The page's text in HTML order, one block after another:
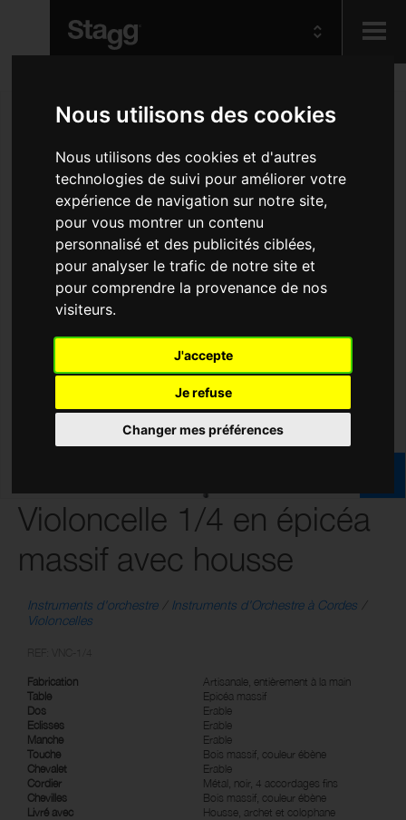
Nous utilisons des cookies
Nous utilisons des cookies et d'autres
technologies de suivi pour améliorer votre
expérience de navigation sur notre site,
pour vous montrer un contenu
personnalisé et des publicités ciblées,
pour analyser le trafic de notre site et
pour comprendre la provenance de nos
visiteurs.
J'accepte
Je refuse
Changer mes préférences
Audio &
Lighting
Violoncelle 1/4 en épicéa
massif avec housse
Instruments d'orchestre
Instruments d'Orchestre à Cordes
Violoncelles
Fabrication
Artisanale, entièrement à la main
Table
Epicéa massif
Dos
Erable
Eclisses
Erable
Manche
Erable
Touche
Bois massif, couleur ébène
Chevalet
Erable
Cordier
Métal, noir, 4 accordages fins
Chevilles
Bois massif, couleur ébène
Livré avec
Housse, archet et colophane